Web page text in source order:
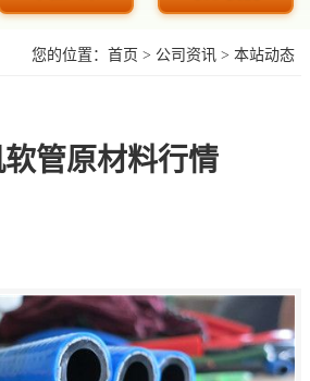
您的位置： 首页 > 公司资讯 > 本站动态
管原材料行情